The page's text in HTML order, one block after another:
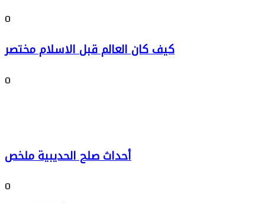
0
كيف كان العالم قبل الاسلام مختصر
0
أحداث صلح الحديبية ملخص
0